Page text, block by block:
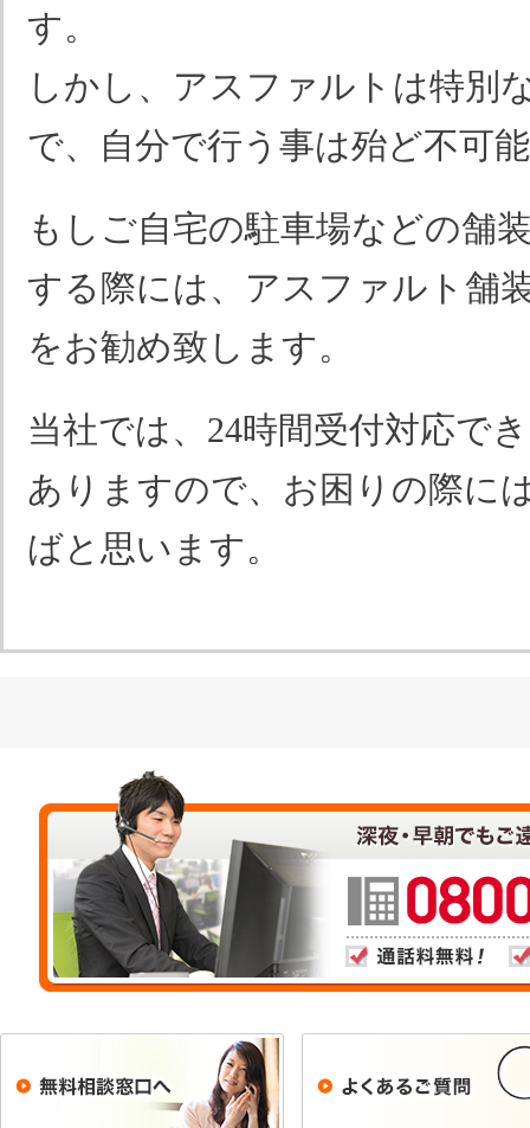
す。
しかし、アスファルトは特別
で、自分で行う事は殆ど不可
もしご自宅の駐車場などの舗
する際には、アスファルト舗
をお勧め致します。
当社では、24時間受付対応で
ありますので、お困りの際に
ばと思います。